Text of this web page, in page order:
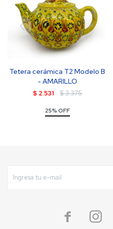
Tetera cerámica T2 Modelo B
- AMARILLO
$ 2.531 $3.375
25% OFF
 